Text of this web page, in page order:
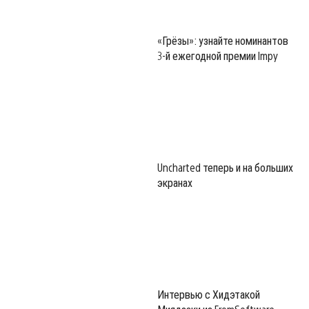
«Грёзы»: узнайте номинантов
3-й ежегодной премии Impy
Uncharted теперь и на больших
экранах
Интервью с Хидэтакой